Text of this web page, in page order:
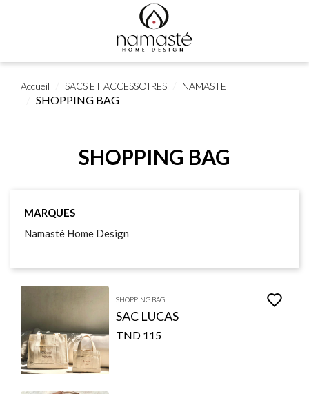
Accueil SACS ET ACCESSOIRES NAMASTE
SHOPPING BAG
SHOPPING BAG
MARQUES
Namasté Home Design
SHOPPING BAG
SAC LUCAS
115 TND